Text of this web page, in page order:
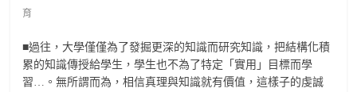
育
■過往，大學僅僅為了發掘更深的知識而研究知識，把結構化積
累的知識傳授給學生，學生也不為了特定「實用」目標而學
習…。無所謂而為，相信真理與知識就有價值，這樣子的虔誠